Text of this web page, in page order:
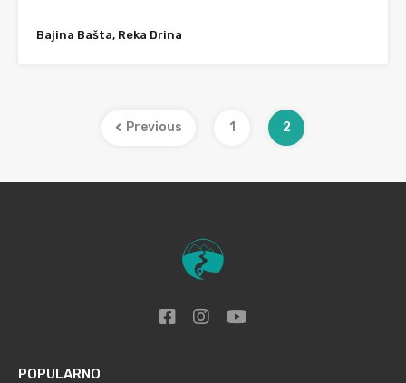
Bajina Bašta, Reka Drina
Previous 1 2
POPULARNO